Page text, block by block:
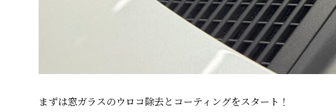
まずは窓ガラスのウロコ除去とコーティングをスタート！